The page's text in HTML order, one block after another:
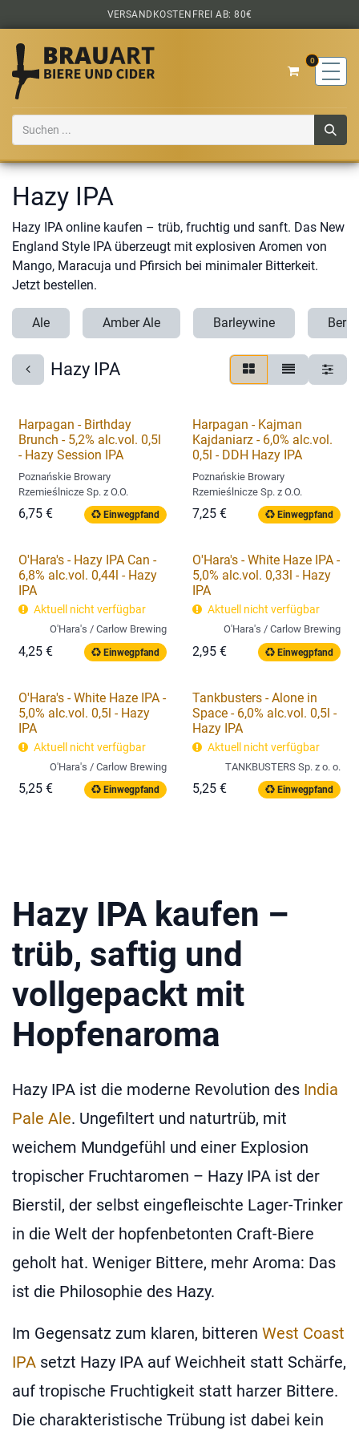
Zum Inhalt springenVERSANDKOSTENFREI AB: 80€
0
Hazy IPA
Hazy IPA online kaufen – trüb, fruchtig und sanft. Das New
England Style IPA überzeugt mit explosiven Aromen von
Mango, Maracuja und Pfirsich bei minimaler Bitterkeit.
Jetzt bestellen.
Ale Amber Ale Barleywine
Hazy IPA
Harpagan - Birthday
Brunch - 5,2% alc.vol. 0,5l
- Hazy Session IPA
Poznańskie Browary
Rzemieślnicze Sp. z O.O.
6,75 € Einwegpfand
Harpagan - Kajman
Kajdaniarz - 6,0% alc.vol.
0,5l - DDH Hazy IPA
Poznańskie Browary
Rzemieślnicze Sp. z O.O.
7,25€ Einwegpfand
O'Hara's - Hazy IPA Can -
6,8% alc.vol. 0,44l - Hazy
IPA
Aktuell nicht verfügbar
O'Hara's / Carlow Brewing
4,25 € Einwegpfand
O'Hara's - White Haze IPA -
5,0% alc.vol. 0,33l - Hazy
IPA
Aktuell nicht verfügbar
O'Hara's / Carlow Brewing
2,95€ Einwegpfand
O'Hara's - White Haze IPA -
5,0% alc.vol. 0,5l - Hazy
IPA
Aktuell nicht verfügbar
O'Hara's / Carlow Brewing
5,25 € Einwegpfand
Tankbusters - Alone in
Space - 6,0% alc.vol. 0,5l -
Hazy IPA
Aktuell nicht verfügbar
TANKBUSTERS Sp. z o. o.
5,25€ Einwegpfand
Hazy IPA kaufen –
trüb, saftig und
vollgepackt mit
Hopfenaroma
Hazy IPA ist die moderne Revolution des India
Pale Ale. Ungefiltert und naturtrüb, mit
weichem Mundgefühl und einer Explosion
tropischer Fruchtaromen – Hazy IPA ist der
Bierstil, der selbst eingefleischte Lager-Trinker
in die Welt der hopfenbetonten Craft-Biere
geholt hat. Weniger Bittere, mehr Aroma: Das
ist die Philosophie des Hazy.
Im Gegensatz zum klaren, bitteren West Coast
IPA setzt Hazy IPA auf Weichheit statt Schärfe,
auf tropische Fruchtigkeit statt harzer Bittere.
Die charakteristische Trübung ist dabei kein